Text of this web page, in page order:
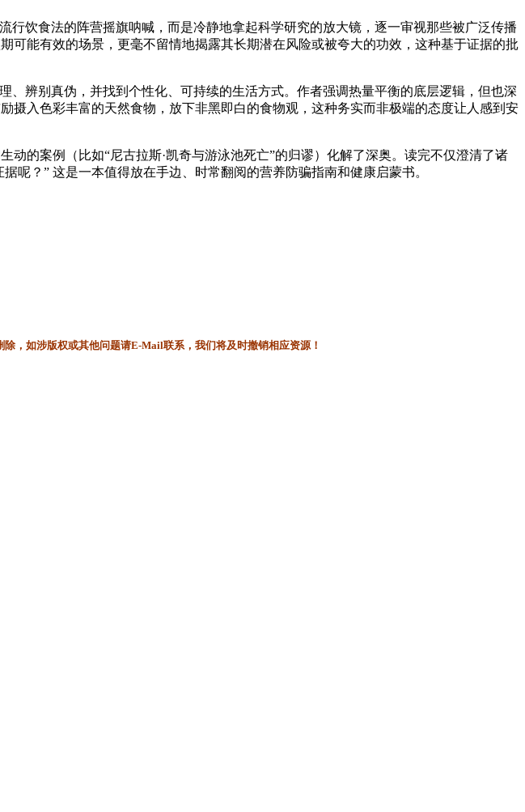
饮食法的阵营摇旗呐喊，而是冷静地拿起科学研究的放大镜，逐一审视那些被广泛传播
能有效的场景，更毫不留情地揭露其长期潜在风险或被夸大的功效，这种基于证据的批
辨别真伪，并找到个性化、可持续的生活方式。作者强调热量平衡的底层逻辑，但也深
摄入色彩丰富的天然食物，放下非黑即白的食物观，这种务实而非极端的态度让人感到安
的案例（比如“尼古拉斯·凯奇与游泳池死亡”的归谬）化解了深奥。读完不仅澄清了诸
呢？” 这是一本值得放在手边、时常翻阅的营养防骗指南和健康启蒙书。
，如涉版权或其他问题请E-Mail联系，我们将及时撤销相应资源！